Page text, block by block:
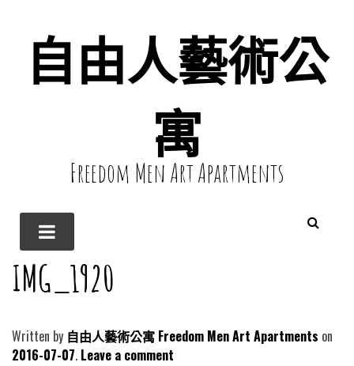
自由人藝術公
寓
Freedom Men Art Apartments
IMG_1920
Written by 自由人藝術公寓 Freedom Men Art Apartments
2016-07-07 Leave a comment